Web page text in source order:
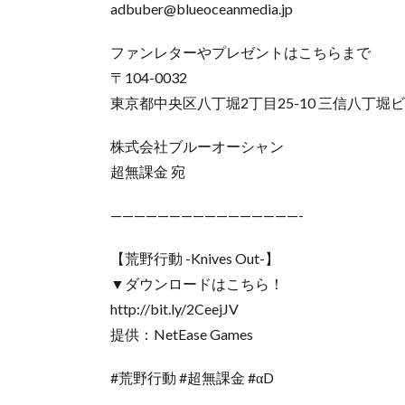
adbuber@blueoceanmedia.jp
ファンレターやプレゼントはこちらまで
〒104-0032
東京都中央区八丁堀2丁目25-10 三信八丁堀
株式会社ブルーオーシャン
超無課金 宛
————————————————-
【荒野行動 -Knives Out-】
▼ダウンロードはこちら！
http://bit.ly/2CeejJV
提供：NetEase Games
#荒野行動 #超無課金 #αD